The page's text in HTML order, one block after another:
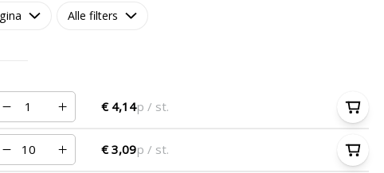
Alle filters
€ 4,14p / st.
€ 3,09p / st.